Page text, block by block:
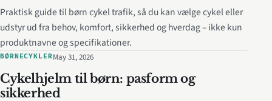
Praktisk guide til børn cykel trafik, så du kan vælge cykel eller
udstyr ud fra behov, komfort, sikkerhed og hverdag – ikke kun
produktnavne og specifikationer.
BØRNECYKLERMay 31, 2026
Cykelhjelm til børn: pasform og
sikkerhed